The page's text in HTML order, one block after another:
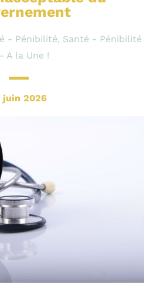
- Pénibilité, Santé - Pénibilité
- A la Une !
juin 2026